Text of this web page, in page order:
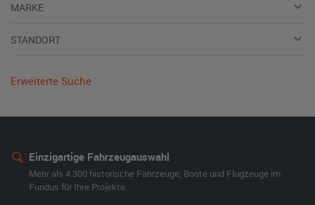
MARKE
STANDORT
Erweiterte Suche
Einzigartige Fahrzeugauswahl
Mehr als 4.300 historische Fahrzeuge, Boote und Flugzeuge im
Fundus für Ihre Projekte.